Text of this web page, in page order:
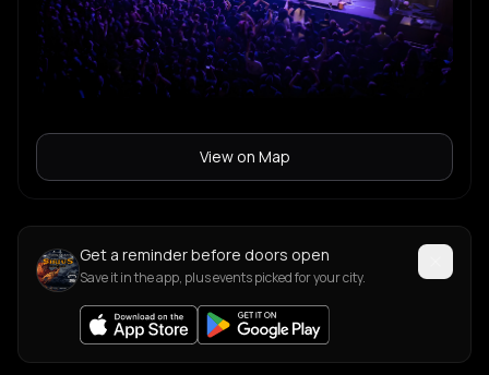
View on Map
Get a reminder before doors open
Save it in the app, plus events picked for your city.